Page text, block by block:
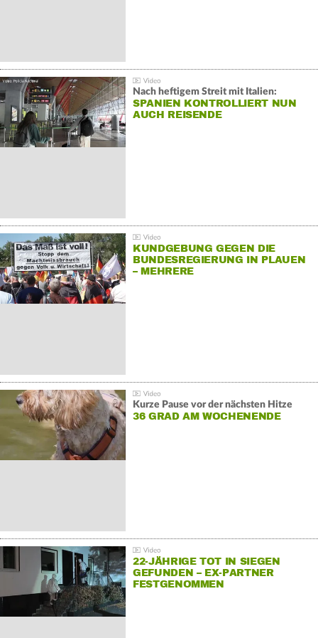
Nach heftigem Streit mit Italien:
SPANIEN KONTROLLIERT NUN
AUCH REISENDE
KUNDGEBUNG GEGEN DIE
BUNDESREGIERUNG IN PLAUEN
– MEHRERE
Kurze Pause vor der nächsten Hitze
36 GRAD AM WOCHENENDE
22-JÄHRIGE TOT IN SIEGEN
GEFUNDEN – EX-PARTNER
FESTGENOMMEN